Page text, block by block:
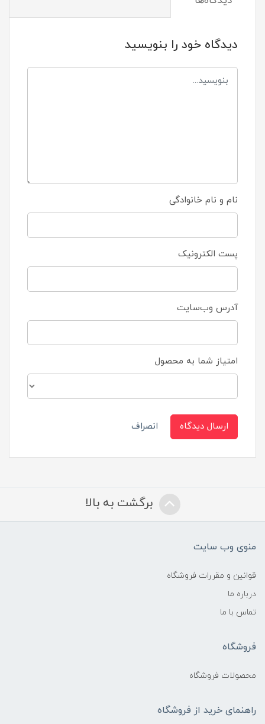
دیدگاه خود را بنویسید
نام و نام خانوادگی
پست الکترونیک
آدرس وب‌سایت
امتیاز شما به محصول
ارسال دیدگاه انصراف
برگشت به بالا
منوی وب سایت
قوانین و مقررات فروشگاه
درباره ما
تماس با ما
فروشگاه
محصولات فروشگاه
راهنمای خرید از فروشگاه